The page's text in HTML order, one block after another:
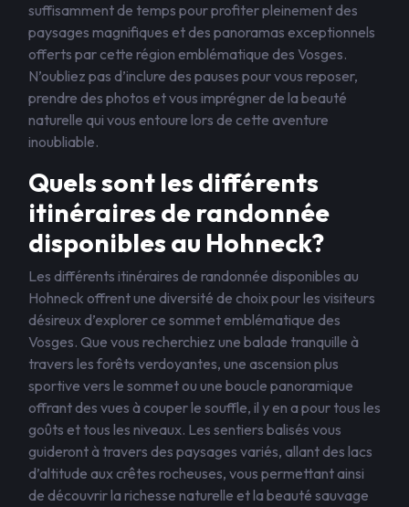
suffisamment de temps pour profiter pleinement des
paysages magnifiques et des panoramas exceptionnels
offerts par cette région emblématique des Vosges.
N’oubliez pas d’inclure des pauses pour vous reposer,
prendre des photos et vous imprégner de la beauté
naturelle qui vous entoure lors de cette aventure
inoubliable.
Quels sont les différents
itinéraires de randonnée
disponibles au Hohneck?
Les différents itinéraires de randonnée disponibles au
Hohneck offrent une diversité de choix pour les visiteurs
désireux d’explorer ce sommet emblématique des
Vosges. Que vous recherchiez une balade tranquille à
travers les forêts verdoyantes, une ascension plus
sportive vers le sommet ou une boucle panoramique
offrant des vues à couper le souffle, il y en a pour tous les
goûts et tous les niveaux. Les sentiers balisés vous
guideront à travers des paysages variés, allant des lacs
d’altitude aux crêtes rocheuses, vous permettant ainsi
de découvrir la richesse naturelle et la beauté sauvage